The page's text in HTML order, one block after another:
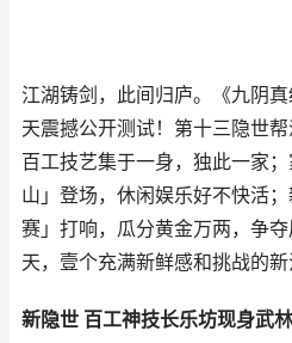
江湖铸剑，此间归庐。《九阴
天震撼公开测试！第十三隐世帮
百工技艺集于一身，独此一家
山」登场，休闲娱乐好不快活
赛」打响，瓜分黄金万两，争
天，壹个充满新鲜感和挑战的新
新隐世 百工神技长乐坊现身武林